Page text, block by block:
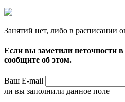
Занятий нет, либо в расписании
Если вы заметили неточности
сообщите об этом.
Ваш E-mail
ли вы заполнили данное поле